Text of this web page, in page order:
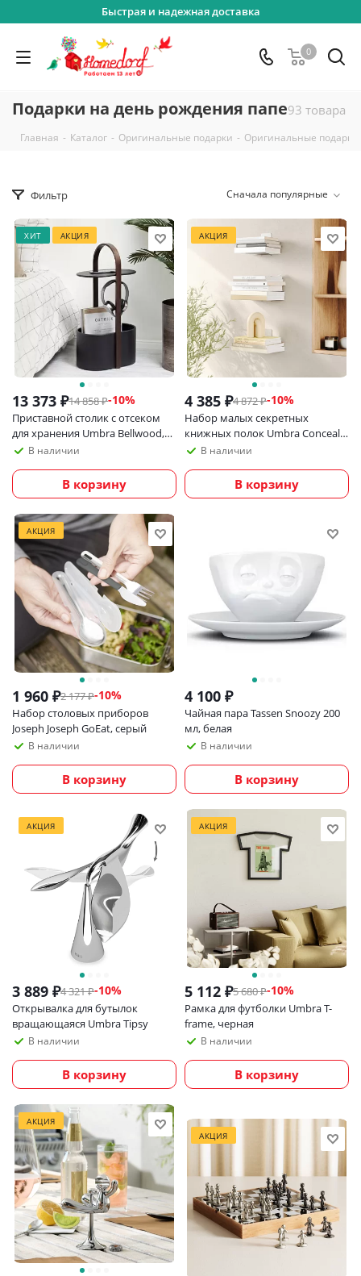
Быстрая и надежная доставка
0
Подарки на день рождения папе93 товара
Главная - Каталог - Оригинальные подарки - Оригинальные
Фильтр Сначала популярные
ХИТ АКЦИЯ
13 373 ₽14 858₽-10%
Приставной столик с отсеком
для хранения Umbra Bellwood,
черный/орех
В наличии
В корзину
АКЦИЯ
4 385 ₽4 872₽-10%
Набор малых секретных
книжных полок Umbra Conceal,
3 штВ наличии
В корзину
АКЦИЯ
1 960 ₽2 177₽-10%
Набор столовых приборов
Joseph Joseph GoEat, серый
В наличии
В корзину
4 100 ₽
Чайная пара Tassen Snoozy 200
мл, белая
В наличии
В корзину
АКЦИЯ
3 889 ₽4 321₽-10%
Открывалка для бутылок
вращающаяся Umbra Tipsy
В наличии
В корзину
АКЦИЯ
5 112 ₽5 680₽-10%
Рамка для футболки Umbra T-
frame, черная
В наличии
В корзину
АКЦИЯ
АКЦИЯ